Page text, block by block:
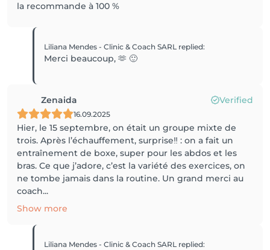
la recommande à 100 %
Liliana Mendes - Clinic & Coach SARL replied:
Merci beaucoup, 🫶 🙂
Zenaida Verified
16.09.2025
Hier, le 15 septembre, on était un groupe mixte de
trois. Après l’échauffement, surprise‼️ : on a fait un
entraînement de boxe, super pour les abdos et les
bras. Ce que j’adore, c’est la variété des exercices, on
ne tombe jamais dans la routine. Un grand merci au
coach...
Show more
Liliana Mendes - Clinic & Coach SARL replied: